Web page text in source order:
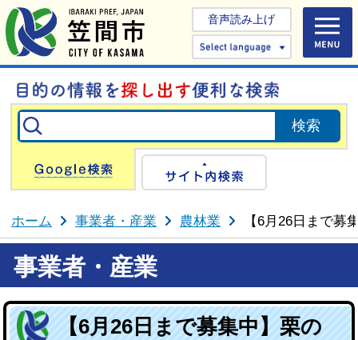
音声読み上げ
Select
Google検索
ホーム 事業者・産業 農林業 【6月26日まで
事業者・産業
【6月26日まで募集中】栗の